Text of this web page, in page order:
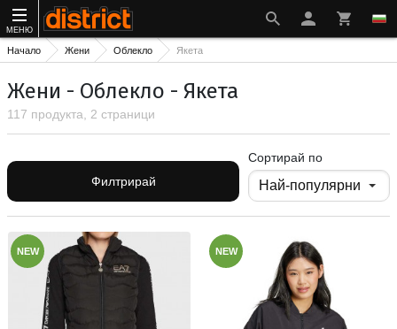
МЕНЮ
Начало Жени Облекло Якета
Жени - Облекло - Якета
117 продукта, 2 страници
Филтрирай
Сортирай по
NEW NEW